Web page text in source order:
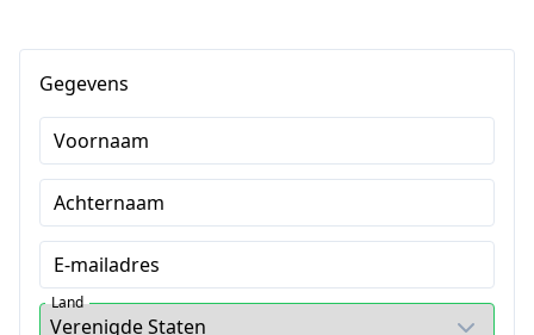
Gegevens
Voornaam
Achternaam
E-mailadres
Land